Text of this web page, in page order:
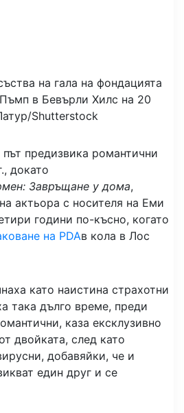
на гала на фондацията
в Бевърли Хилс на 20
Shutterstock
предизвика романтични
докато
Завръщане у дома,
актьора с носителя на Еми
години по-късно, когато
на PDAв кола в Лос
като наистина страхотни
така дълго време, преди
каза ексклузивно
двойката, след като
добавяйки, че и
един друг и се